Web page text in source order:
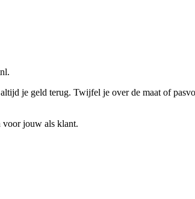
je geld terug. Twijfel je over de maat of
voor jouw als klant.